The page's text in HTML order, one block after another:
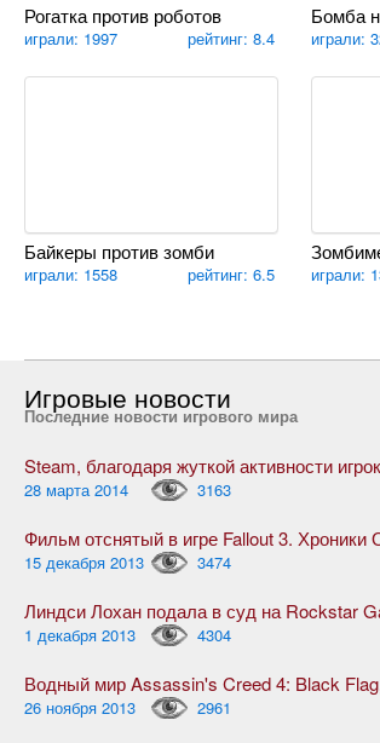
Рогатка против роботов
играли: 1997 рейтинг: 8.4
Бомба
играли:
Байкеры против зомби
играли: 1558 рейтинг: 6.5 играли:
Игровые новости
Последние новости игрового мира
28 марта 2014 3163
Фильм отснятый в игре Fallout 3. Хроники
15 декабря 2013 3474
Линдси Лохан подала в суд на Rockstar
1 декабря 2013 4304
Водный мир Assassin's Creed 4: Black
26 ноября 2013 2961